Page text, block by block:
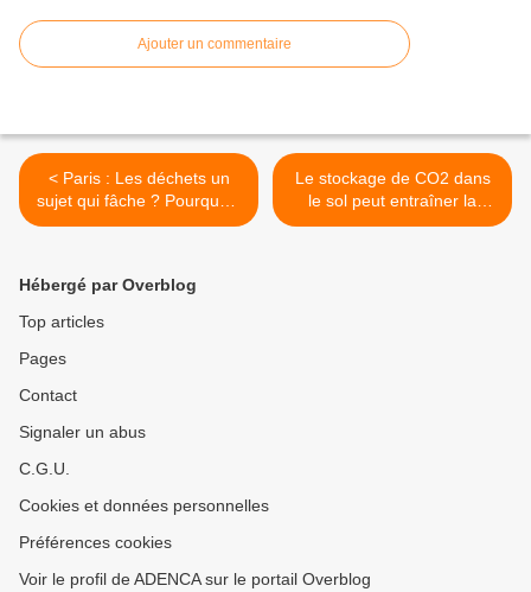
Ajouter un commentaire
< Paris : Les déchets un
sujet qui fâche ? Pourquoi :
peut-être parce que la
déchets ?
Le stockage de CO2 dans
le sol peut entraîner la
dispersion de métaux
Hébergé par Overblog
Top articles
Pages
Contact
Signaler un abus
C.G.U.
Cookies et données personnelles
Préférences cookies
Voir le profil de ADENCA sur le portail Overblog